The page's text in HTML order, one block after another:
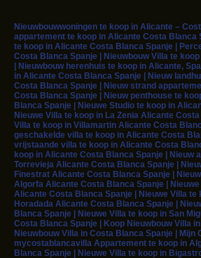
Nieuwbouwwoningen te koop in Alicante –
appartement te koop in Alicante Costa Blanca
te koop in Alicante Costa Blanca Spanje |
Costa Blanca Spanje | Nieuwbouw Villa te
| Nieuwbouw herenhuis te koop in Alicante,
in Alicante Costa Blanca Spanje | Nieuw
Costa Blanca Spanje | Nieuw strand
Costa Blanca Spanje | Nieuw penthouse te
Blanca Spanje | Nieuwe Studio te koop in
Nieuwe Villa te koop in La Zenia Alicante
Villa te koop in Villamartin Alicante Costa
geschakelde villa te koop in Alicante Costa
vrijstaande villa te koop in Alicante Costa
koop in Alicante Costa Blanca Spanje | Nieuw
Torrevieja Alicante Costa Blanca Spanje |
Finestrat Alicante Costa Blanca Spanje |
Algorfa Alicante Costa Blanca Spanje |
Alicante Costa Blanca Spanje | Nieuwe Villa te
Horadada Alicante Costa Blanca Spanje |
Blanca Spanje | Nieuwe Villa te koop in San
Costa Blanca Spanje | Koop Nieuwbouw Villa
Nieuwbouw Villa in Costa Blanca Spanje | Mijn
mycostablancavilla Appartement te koop in
Blanca Spanje | Nieuwe Villa te koop in